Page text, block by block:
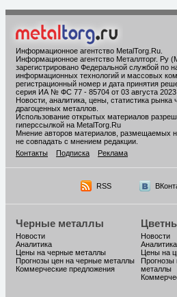
Информационное агентство MetalTorg.Ru
Информационное агентство Металлторг. Ру
зарегистрировано Федеральной службой по
информационных технологий и массовых
регистрационный номер и дата принятия
серия ИА № ФС 77 - 85704 от 03 августа 2023
Новости, аналитика, цены, статистика рынка
драгоценных металлов.
Использование открытых материалов
гиперссылкой на MetalTorg.Ru
Мнение авторов материалов, размещаемых
не совпадать с мнением редакции.
Контакты
Подписка Реклама
RSS
Черные металлы
Новости
Аналитика
Цены на черные металлы
Прогнозы цен на черные металлы
Коммерческие предложения
Новости
Аналитика
Цены на
Прогнозы
металлы